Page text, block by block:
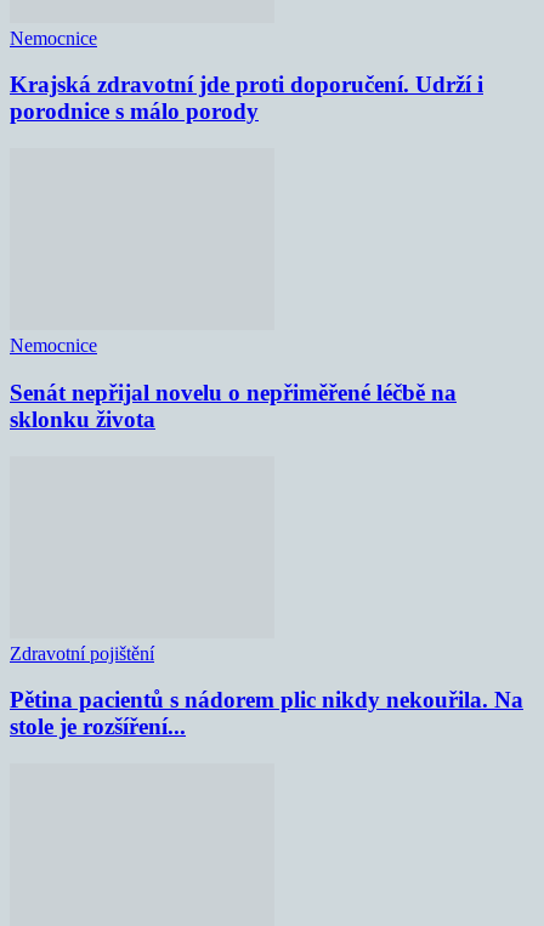
Nemocnice
Krajská zdravotní jde proti doporučení. Udrží i
porodnice s málo porody
Nemocnice
Senát nepřijal novelu o nepřiměřené léčbě na
sklonku života
Zdravotní pojištění
Pětina pacientů s nádorem plic nikdy nekouřila. Na
stole je rozšíření...